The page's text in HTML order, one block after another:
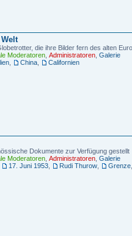
die ihre Bilder fern des alten
Moderatoren Administratoren Galerie
China Californien
Dokumente zur Verfügung gestellt
Moderatoren Administratoren Galerie
17. Juni 1953 Rudi Thurow Grenze